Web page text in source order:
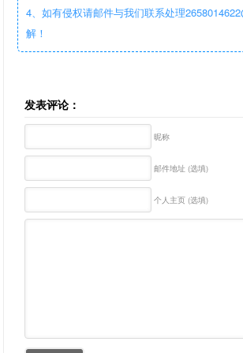
4、如有侵权请邮件与我们联系处理
解！
发表评论：
昵称
邮件地址 (选填)
个人主页 (选填)